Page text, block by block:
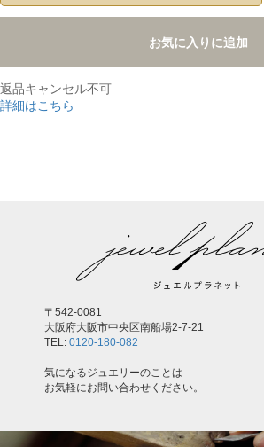
お気に入りに追加
返品キャンセル不可
詳細はこちら
〒542-0081
大阪府大阪市中央区南船場2-7-21
TEL: 0120-180-082
気になるジュエリーのことは
お気軽にお問い合わせください。